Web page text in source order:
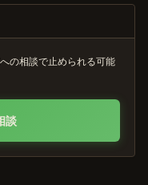
の相談で止められる可能
談